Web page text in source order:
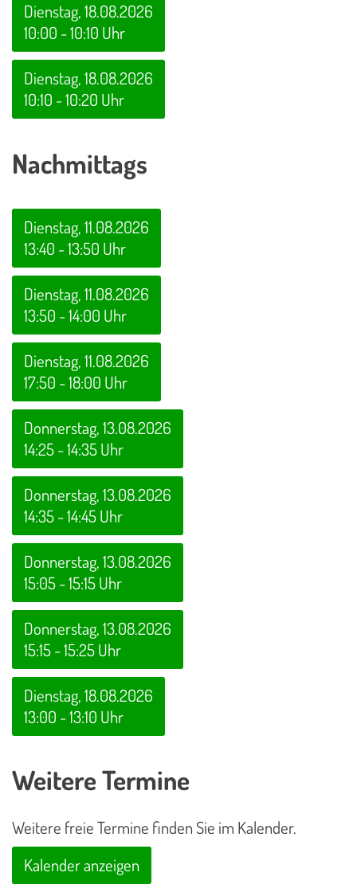
Dienstag, 18.08.2026
10:00 - 10:10 Uhr
Dienstag, 18.08.2026
10:10 - 10:20 Uhr
Nachmittags
Dienstag, 11.08.2026
13:40 - 13:50 Uhr
Dienstag, 11.08.2026
13:50 - 14:00 Uhr
Dienstag, 11.08.2026
17:50 - 18:00 Uhr
Donnerstag, 13.08.2026
14:25 - 14:35 Uhr
Donnerstag, 13.08.2026
14:35 - 14:45 Uhr
Donnerstag, 13.08.2026
15:05 - 15:15 Uhr
Donnerstag, 13.08.2026
15:15 - 15:25 Uhr
Dienstag, 18.08.2026
13:00 - 13:10 Uhr
Weitere Termine
Weitere freie Termine finden Sie im Kalender.
Kalender anzeigen